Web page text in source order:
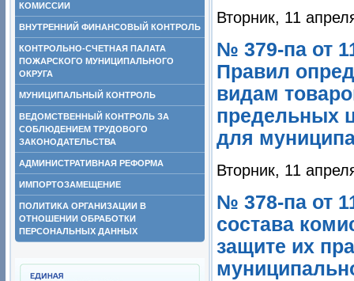
КОМИССИИ
ВНУТРЕННИЙ ФИНАНСОВЫЙ КОНТРОЛЬ
КОНТРОЛЬНО-СЧЕТНАЯ ПАЛАТА
ПОЖАРСКОГО МУНИЦИПАЛЬНОГО
ОКРУГА
МУНИЦИПАЛЬНЫЙ КОНТРОЛЬ
ВЕДОМСТВЕННЫЙ КОНТРОЛЬ ЗА
СОБЛЮДЕНИЕМ ТРУДОВОГО
ЗАКОНОДАТЕЛЬСТВА
АДМИНИСТРАТИВНАЯ РЕФОРМА
ИМПОРТОЗАМЕЩЕНИЕ
ПОЛИТИКА ОРГАНИЗАЦИИ В
ОТНОШЕНИИ ОБРАБОТКИ
ПЕРСОНАЛЬНЫХ ДАННЫХ
Вторник, 11
№ 379-па от
Правил
видам
предельных
для
Вторник, 11
№ 378-па от
состава
защите их